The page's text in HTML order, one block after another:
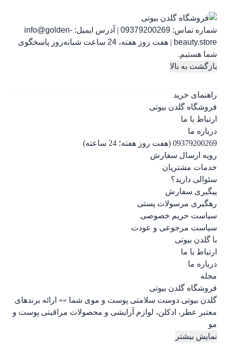
شماره تماس: 09379200269
| آدرس ایمیل: info@golden-
beauty.store
|
هفت روز هفته، 24 ساعت شبانه‌روز پاسخگوی
شما هستیم.
بازگشت به بالا
راهنمای خرید
فروشگاه گلدن بیوتی
ارتباط با ما
درباره ما
09379200269 (هفت روز هفته؛ 24 ساعته)
رویه ارسال سفارش
خدمات مشتریان
سئوالی دارید؟
پیگیری سفارش
رهگیری مرسولات پستی
سیاست حریم خصوصی
سیاست مرجوعی و عودت
با گلدن بیوتی
ارتباط با ما
درباره ما
مجله
فروشگاه گلدن بیوتی
گلدن بیوتی دوست سلامتی پوست و موی شما »» ارائه برندهای
معتبر عطر، ادکلن، لوازم آرایشی و محصولات مراقبتی پوست و
مو
نمایش بیشتر